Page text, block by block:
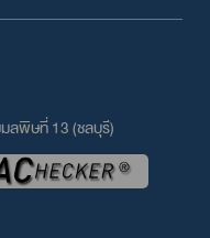
ลพิษที่ 13 (ชลบุรี)